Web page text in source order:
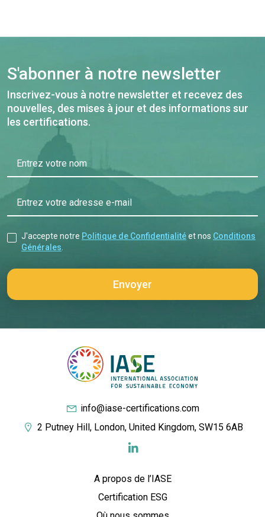
S'abonner à notre newsletter
Inscrivez-vous à notre newsletter et recevez des
nouvelles, des mises à jour et des informations sur
les certifications.
Entrez votre nom
Entrez votre adresse e-mail
J'accepte notre Politique de Confidentialitéet nos Conditions
Générales
info@iase-certifications.com
2 Putney Hill, London, United Kingdom, SW15 6AB
A propos de l’IASE
Certification ESG